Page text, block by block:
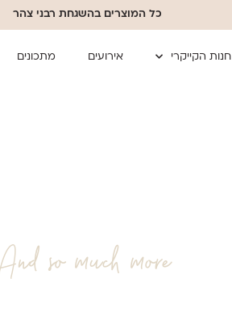
כל המוצרים בהשגחת רבני צהר
חנות הקייקרי אירועים מתכונים
צלחות
And so much more